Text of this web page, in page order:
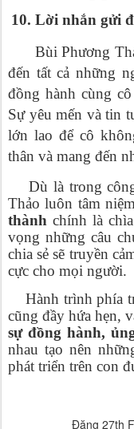
10. Lời nhắn gửi
Bùi Phương
đến tất cả những
đồng hành cùng
Sự yêu mến và tin
lớn lao để cô
thân và mang đến
Dù là trong
Thảo luôn tâm
thành chính là
vọng những câu
chia sẻ sẽ truyền
cực cho mọi người.
Hành trình phía
cũng đầy hứa hẹn,
sự đồng hành,
nhau tạo nên
phát triển trên con
Đăng 27th